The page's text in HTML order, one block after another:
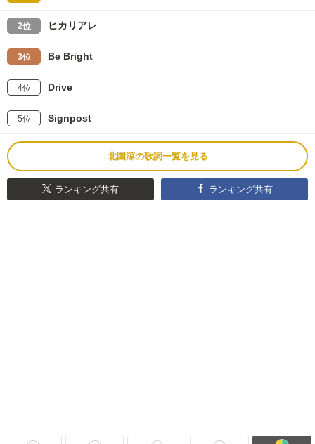
2位 ヒカリアレ
3位 Be Bright
4位 Drive
5位 Signpost
北園涼の歌詞一覧を見る
ランキング共有 ランキング共有